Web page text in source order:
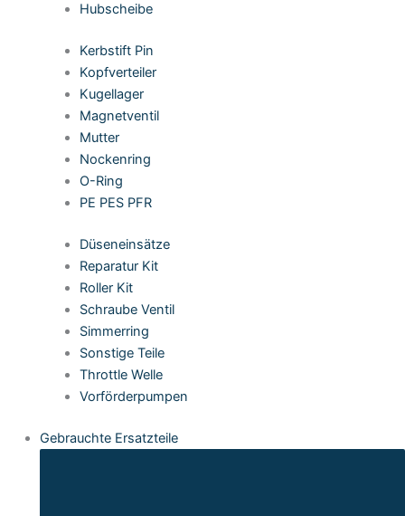
Hubscheibe
Kerbstift Pin
Kopfverteiler
Kugellager
Magnetventil
Mutter
Nockenring
O-Ring
PE PES PFR
Düseneinsätze
Reparatur Kit
Roller Kit
Schraube Ventil
Simmerring
Sonstige Teile
Throttle Welle
Vorförderpumpen
Gebrauchte Ersatzteile